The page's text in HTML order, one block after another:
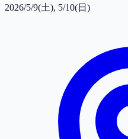
2026/5/9(土), 5/10(日)